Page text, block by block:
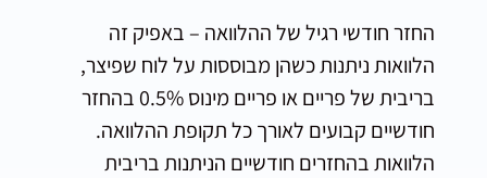
החזר חודשי רגיל של ההלוואה – באפיק זה
הלוואות ניתנות כשהן מבוססות על לוח שפיצר,
בריבית של פריים או פריים מינוס 0.5% בהחזר
חודשיים קבועים לאורך כל תקופת ההלוואה.
הלוואות בהחזרים חודשיים הניתנות בריבית